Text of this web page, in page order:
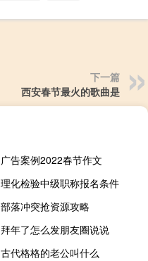
下一篇
西安春节最火的歌曲是
广告案例2022春节作文
理化检验中级职称报名条件
部落冲突抢资源攻略
拜年了怎么发朋友圈说说
古代格格的老公叫什么